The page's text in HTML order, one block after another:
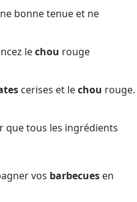
bonne tenue et ne
lechou rouge
cerises et lechou rouge.
que tous les ingrédients
vos barbecues en